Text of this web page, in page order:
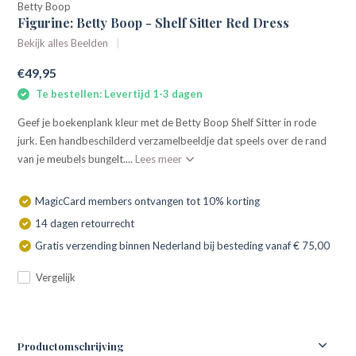
Betty Boop
Figurine: Betty Boop - Shelf Sitter Red Dress
Bekijk alles Beelden
€49,95
Te bestellen: Levertijd 1-3 dagen
Geef je boekenplank kleur met de Betty Boop Shelf Sitter in rode
jurk. Een handbeschilderd verzamelbeeldje dat speels over de rand
van je meubels bungelt.... Lees meer
MagicCard members ontvangen tot 10% korting
14 dagen retourrecht
Gratis verzending binnen Nederland bij besteding vanaf € 75,00
Vergelijk
Productomschrijving